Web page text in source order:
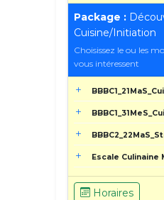
Package :
Cuisine/Initiation
Choisissez le ou les
vous intéressent
Escale Culinaine
Horaires